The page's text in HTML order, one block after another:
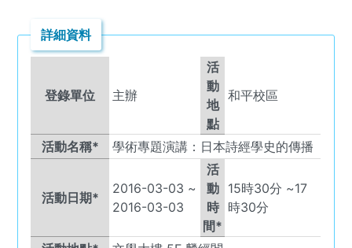
詳細資料
登錄單位 主辦
活
動
地
點
和平校區
活動名稱* 學術專題演講：日本詩經學史的傳播
活動日期*
2016-03-03 ~
2016-03-03
活
動
時
間*
15時30 分 ~17
時30分